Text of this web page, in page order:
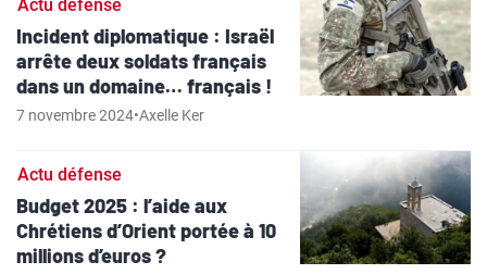
Actu défense
Incident diplomatique : Israël
arrête deux soldats français
dans un domaine… français !
7 novembre 2024•Axelle Ker
Actu défense
Budget 2025 : l’aide aux
Chrétiens d’Orient portée à 10
millions d’euros ?